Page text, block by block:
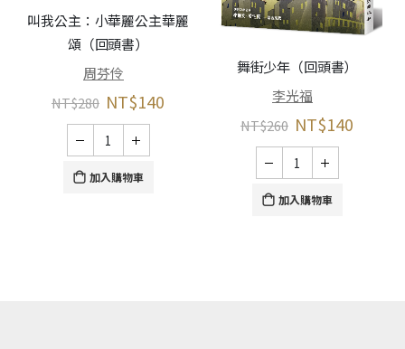
叫我公主：小華麗公主華麗
頌（回頭書）
周芬伶
NT$280 NT$140
加入購物車
舞街少年（回頭書）
李光福
NT$260 NT$140
加入購物車